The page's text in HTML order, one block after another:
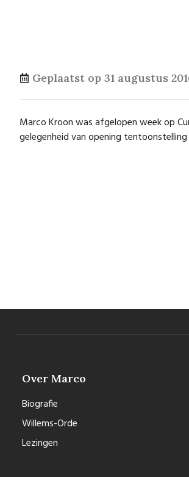
Geplaatst op 31 augustus
Marco Kroon was afgelopen week op
gelegenheid van opening
Over Marco
Biografie
Willems-Orde
Lezingen